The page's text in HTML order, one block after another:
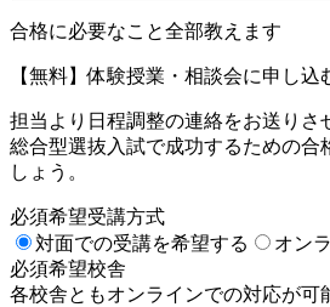
合格に必要なこと全部教えます
【無料】体験授業・相談会に申し込
担当より日程調整の連絡をお送りさ
総合型選抜入試で成功するための合
しょう。
必須希望受講方式
対面での受講を希望する
オン
必須希望校舎
各校舎ともオンラインでの対応が可